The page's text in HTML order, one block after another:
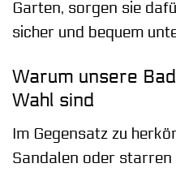
Garten, sorgen sie
sicher und bequem
Warum unsere
Wahl sind
Im Gegensatz zu
Sandalen oder starren